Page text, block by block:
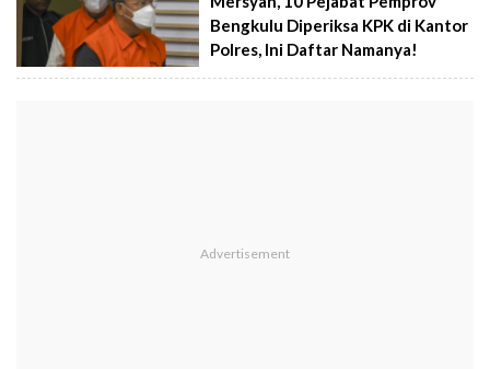
Bengkulu Diperiksa KPK di Kantor
Polres, Ini Daftar Namanya!